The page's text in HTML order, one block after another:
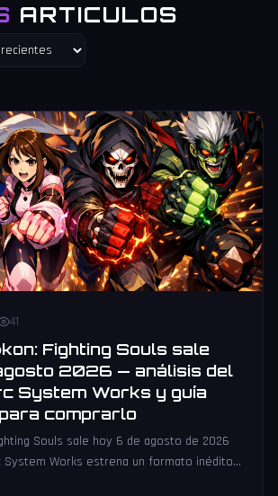
ARTICULOS
41
Fighting Souls sale
2026 — análisis del
System Works y guía
comprarlo
Souls sale hoy 6 de agosto de 2026
System Works estrena un formato inédito